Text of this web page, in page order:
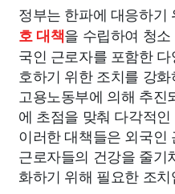
정부는 한파에 대응하기
호 대책을 수립하여 청
국인 근로자를 포함한
호하기 위한 조치를 강
고용노동부에 의해 추진
에 초점을 맞춰 다각적
이러한 대책들은 외국인
근로자들의 건강을 줄기
화하기 위해 필요한 조